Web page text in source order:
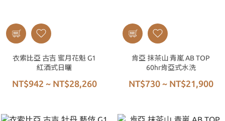
衣索比亞 古吉 蜜月花魁 G1
紅酒式日曬
NT$942 ~ NT$28,260
肯亞 抹茶山 青嵐 AB TOP
60hr肯亞式水洗
NT$730 ~ NT$21,900